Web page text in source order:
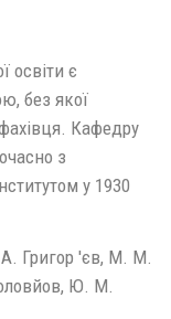
освіти є
без якої
Кафедру
з
у 1930
Григор 'єв, М. М.
Ю. М.